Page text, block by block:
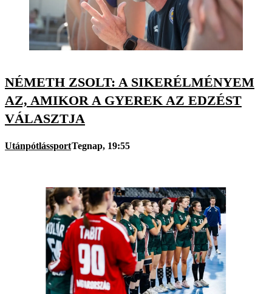
NÉMETH ZSOLT: A SIKERÉLMÉNYEM
AZ, AMIKOR A GYEREK AZ EDZÉST
VÁLASZTJA
UtánpótlássportTegnap, 19:55